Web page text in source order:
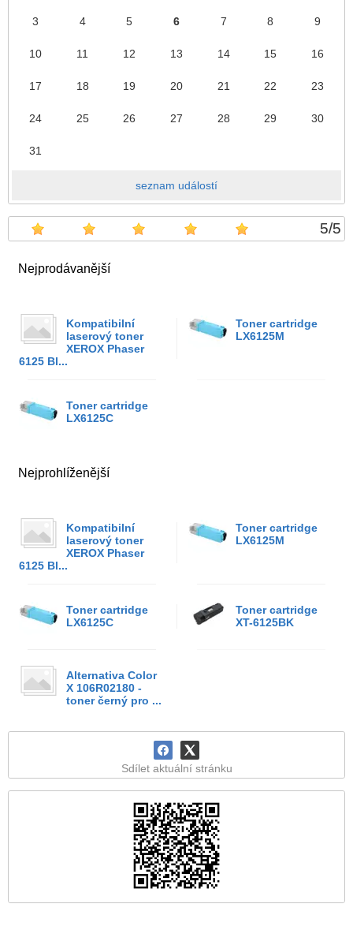
3 4 5 6 7 8 9
10 11 12 13 14 15 16
17 18 19 20 21 22 23
24 25 26 27 28 29 30
31
seznam událostí
5/5
Nejprodávanější
Kompatibilní
laserový toner
XEROX Phaser
6125 Bl...
Toner cartridge
LX6125M
Toner cartridge
LX6125C
Nejprohlíženější
Kompatibilní
laserový toner
XEROX Phaser
6125 Bl...
Toner cartridge
LX6125M
Toner cartridge
LX6125C
Toner cartridge
XT-6125BK
Alternativa Color
X 106R02180 -
toner černý pro ...
Sdílet aktuální stránku